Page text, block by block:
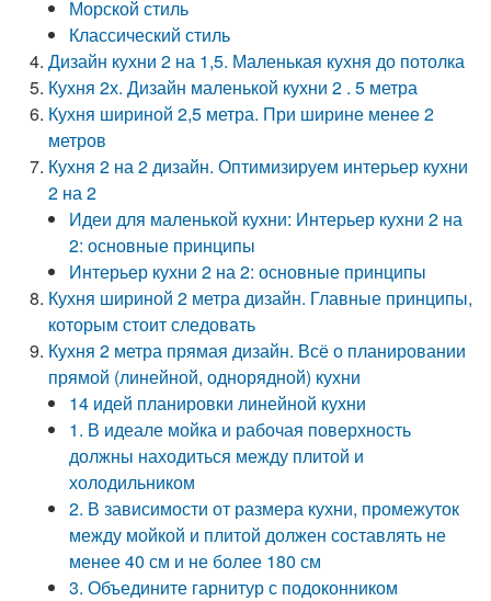
Морской стиль
Классический стиль
Дизайн кухни 2 на 1,5. Маленькая кухня до потолка
Кухня 2х. Дизайн маленькой кухни 2 . 5 метра
Кухня шириной 2,5 метра. При ширине менее 2
метров
Кухня 2 на 2 дизайн. Оптимизируем интерьер кухни
2 на 2
Идеи для маленькой кухни: Интерьер кухни 2 на
2: основные принципы
Интерьер кухни 2 на 2: основные принципы
Кухня шириной 2 метра дизайн. Главные принципы,
которым стоит следовать
Кухня 2 метра прямая дизайн. Всё о планировании
прямой (линейной, однорядной) кухни
14 идей планировки линейной кухни
1. В идеале мойка и рабочая поверхность
должны находиться между плитой и
холодильником
2. В зависимости от размера кухни, промежуток
между мойкой и плитой должен составлять не
менее 40 см и не более 180 см
3. Объедините гарнитур с подоконником